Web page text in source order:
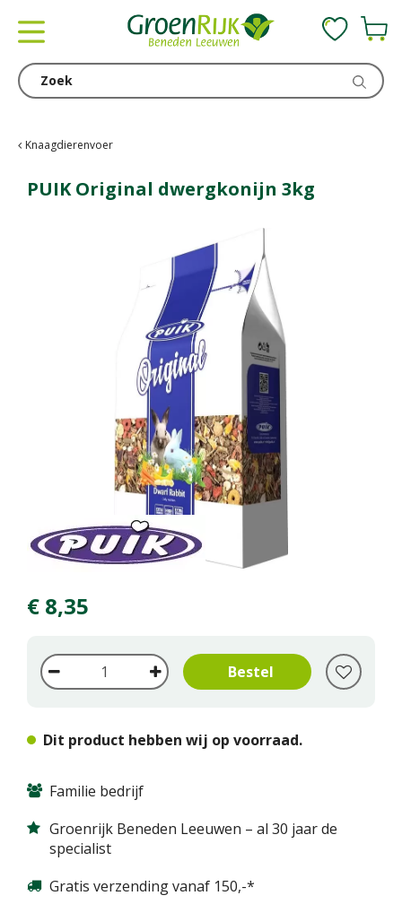
Knaagdierenvoer
PUIK Original dwergkonijn 3kg
€ 8,35
Dit product hebben wij op voorraad.
Familie bedrijf
Groenrijk Beneden Leeuwen – al 30 jaar de
specialist
Gratis verzending vanaf 150,-*